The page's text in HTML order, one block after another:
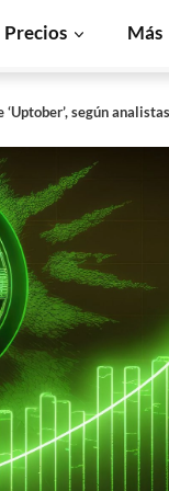
Precios Más
según analistas